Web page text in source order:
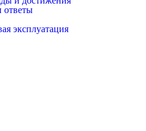
ответы
эксплуатация